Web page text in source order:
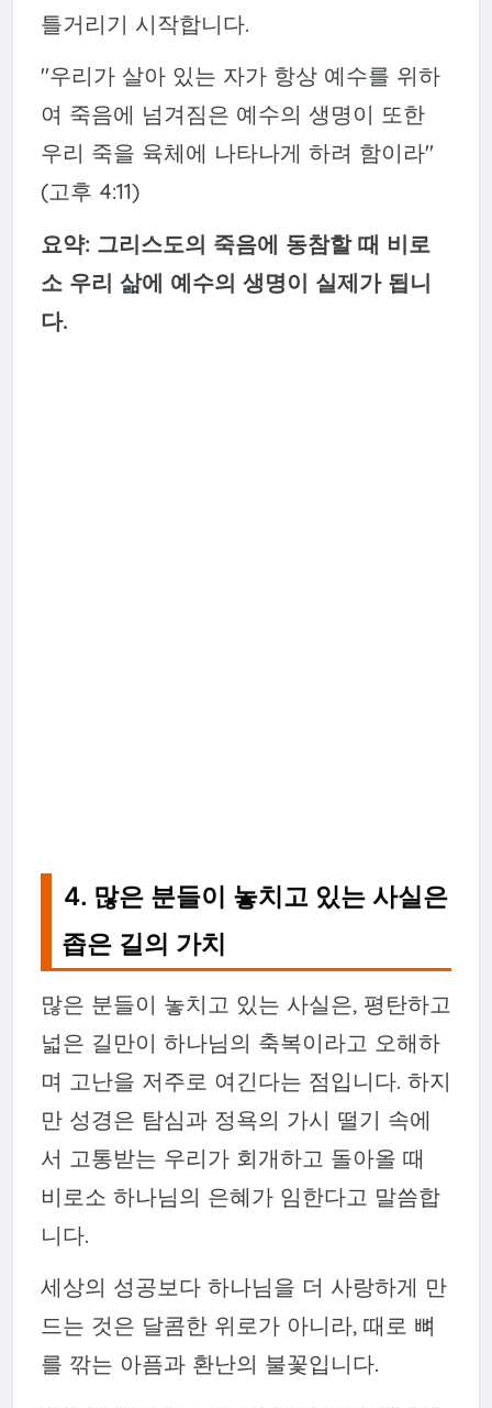
틀거리기 시작합니다.
"우리가 살아 있는 자가 항상 예수를 위하
여 죽음에 넘겨짐은 예수의 생명이 또한
우리 죽을 육체에 나타나게 하려 함이라"
(고후 4:11)
요약: 그리스도의 죽음에 동참할 때 비로
소 우리 삶에 예수의 생명이 실제가 됩니
다.
4. 많은 분들이 놓치고 있는 사실은
좁은 길의 가치
많은 분들이 놓치고 있는 사실은, 평탄하고
넓은 길만이 하나님의 축복이라고 오해하
며 고난을 저주로 여긴다는 점입니다. 하지
만 성경은 탐심과 정욕의 가시 떨기 속에
서 고통받는 우리가 회개하고 돌아올 때
비로소 하나님의 은혜가 임한다고 말씀합
니다.
세상의 성공보다 하나님을 더 사랑하게 만
드는 것은 달콤한 위로가 아니라, 때로 뼈
를 깎는 아픔과 환난의 불꽃입니다.